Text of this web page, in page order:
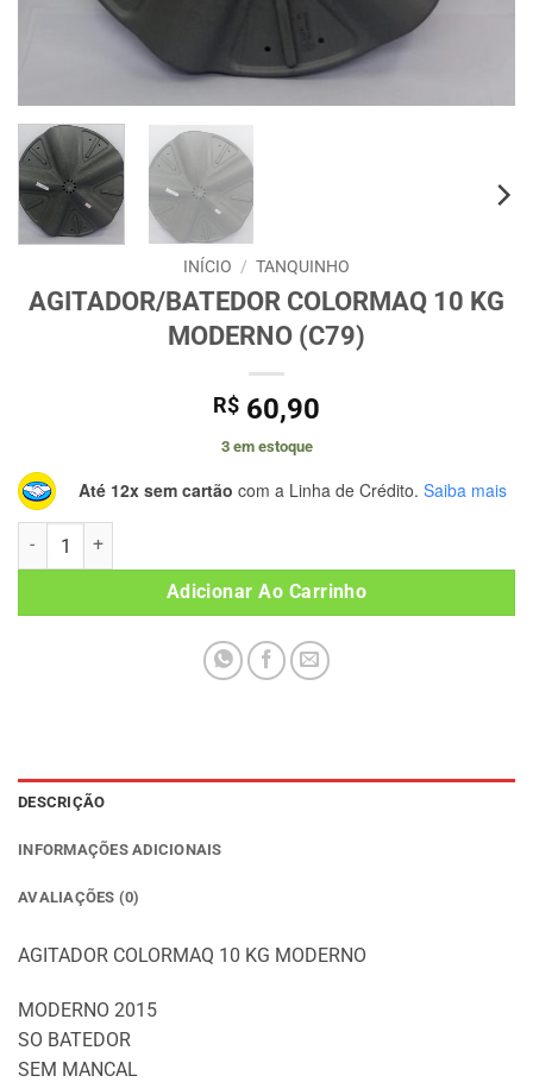
INÍCIO / TANQUINHO
AGITADOR/BATEDOR COLORMAQ 10 KG
MODERNO (C79)
R$ 60,90
3 em estoque
Até 12x sem cartão com a Linha de Crédito. Saiba mais
AGITADOR/BATEDOR COLORMAQ 10 KG MODERNO (C79)
Adicionar Ao Carrinho
DESCRIÇÃO
INFORMAÇÕES ADICIONAIS
AVALIAÇÕES (0)
AGITADOR COLORMAQ 10 KG MODERNO
MODERNO 2015
SO BATEDOR
SEM MANCAL